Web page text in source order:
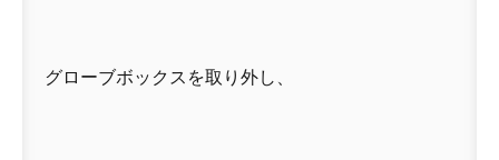
グローブボックスを取り外し、